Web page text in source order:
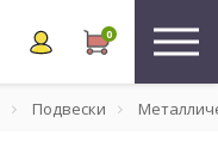
0
Подвески